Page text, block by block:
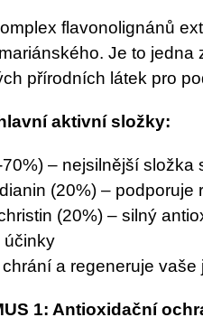
flavonolignánů
Je to jedna
přírodních látek pro
aktivní složky:
– nejsilnější složka
(20%) – podporuje
(20%) – silný
účinky
a regeneruje vaše
1: Antioxidační